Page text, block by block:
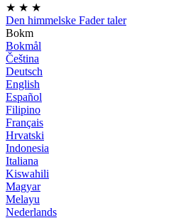
★ ★ ★
Den himmelske Fader taler
Bokm
Bokmål
Čeština
Deutsch
English
Español
Filipino
Français
Hrvatski
Indonesia
Italiana
Kiswahili
Magyar
Melayu
Nederlands